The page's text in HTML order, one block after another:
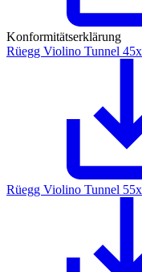
Konformitätserklärung
Rüegg Violino Tunnel
Rüegg Violino Tunnel